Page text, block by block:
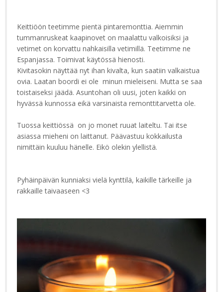
Keittiöön teetimme pientä pintaremonttia. Aiemmin
tummanruskeat kaapinovet on maalattu valkoisiksi ja
vetimet on korvattu nahkaisilla vetimillä. Teetimme ne
Espanjassa. Toimivat käytössä hienosti.
Kivitasokin näyttää nyt ihan kivalta, kun saatiin valkaistua
ovia. Laatan boordi ei ole minun mieleiseni. Mutta se saa
toistaiseksi jäädä. Asuntohan oli uusi, joten kaikki on
hyvässä kunnossa eikä varsinaista remonttitarvetta ole.
Tuossa keittiössä on jo monet ruuat laiteltu. Tai itse
asiassa mieheni on laittanut. Päävastuu kokkailusta
nimittäin kuuluu hänelle. Eikö olekin ylellistä.
Pyhäinpäivän kunniaksi vielä kynttilä, kaikille tärkeille ja
rakkaille taivaaseen <3